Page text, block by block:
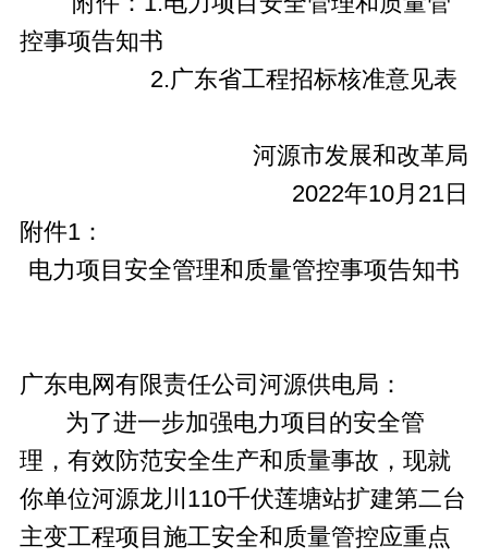
控事项告知书
2.广东省工程招标核准意见表
河源市发展和改革局
2022年10月21日
附件1：
电力项目安全管理和质量管控事项告知书
广东电网有限责任公司河源供电局：
为了进一步加强电力项目的安全管
理，有效防范安全生产和质量事故，现就
你单位河源龙川110千伏莲塘站扩建第二台
主变工程项目施工安全和质量管控应重点